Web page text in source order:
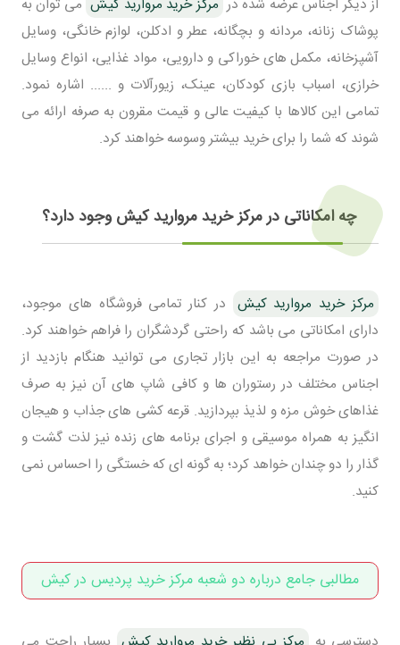
پوشاک زنانه، مردانه و بچگانه، عطر و ادکلن، لوازم خانگی، وسایل
آشپزخانه، مکمل های خوراکی و دارویی، مواد غذایی، انواع وسایل
خرازی، اسباب بازی کودکان، عینک، زیورآلات و ...... اشاره نمود.
تمامی این کالاها با کیفیت عالی و قیمت مقرون به صرفه ارائه می
شوند که شما را برای خرید بیشتر وسوسه خواهند کرد.
چه امکاناتی در مرکز خرید مروارید کیش وجود دارد؟
مرکز خرید مروارید کیش در کنار تمامی فروشگاه های موجود،
دارای امکاناتی می باشد که راحتی گردشگران را فراهم خواهند کرد.
در صورت مراجعه به این بازار تجاری می توانید هنگام بازدید از
اجناس مختلف در رستوران ها و کافی شاپ های آن نیز به صرف
غذاهای خوش مزه و لذیذ بپردازید. قرعه کشی های جذاب و هیجان
انگیز به همراه موسیقی و اجرای برنامه های زنده نیز لذت گشت و
گذار را دو چندان خواهد کرد؛ به گونه ای که خستگی را احساس نمی
کنید.
مطالبی جامع درباره دو شعبه مرکز خرید پردیس در کیش